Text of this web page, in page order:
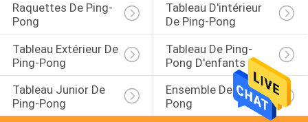
Raquettes De Ping-
Pong
Tableau D'intérieur
De Ping-Pong
Tableau Extérieur De
Ping-Pong
Tableau De Ping-
Pong D'enfants
Tableau Junior De
Ping-Pong
Ensemble De Ping-
Pong